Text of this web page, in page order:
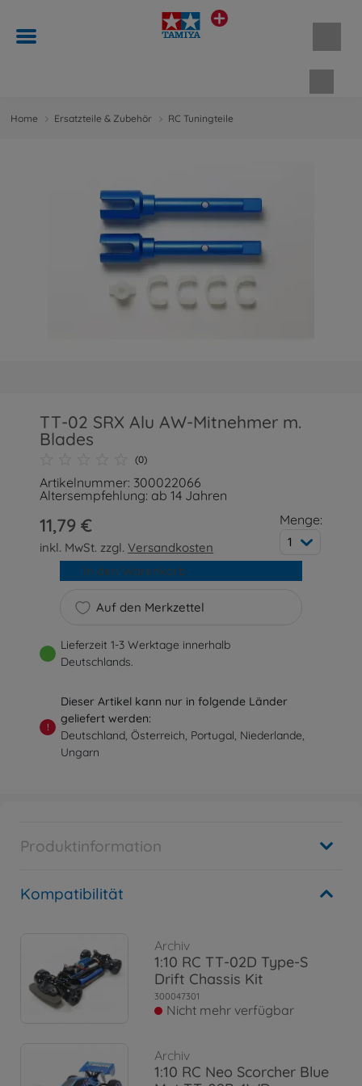
Home Ersatzteile & Zubehör RC Tuningteile
TT-02 SRX Alu AW-Mitnehmer m.
Blades
(0)
Artikelnummer: 300022066
Altersempfehlung: ab 14 Jahren
11,79 €
inkl. MwSt. zzgl.Versandkosten
Menge:
1
Auf den Merkzettel
In den Warenkorb
Lieferzeit 1-3 Werktage innerhalb
Deutschlands.
!
Dieser Artikel kann nur in folgende Länder
geliefert werden:
Deutschland, Österreich, Portugal, Niederlande,
Ungarn
Produktinformation
Kompatibilität
Archiv
1:10 RC TT-02D Type-S
Drift Chassis Kit
300047301
Nicht mehr verfügbar
Archiv
1:10 RC Neo Scorcher Blue